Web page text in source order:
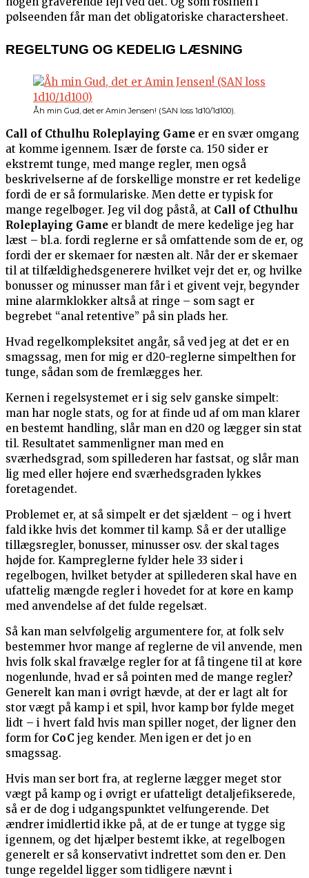
pølseenden får man det obligatoriske charactersheet.
REGELTUNG OG KEDELIG LÆSNING
Åh min Gud, det er Amin Jensen! (SAN loss 1d10/1d100).
Call of Cthulhu Roleplaying Game er en svær omgang
at komme igennem. Især de første ca. 150 sider er
ekstremt tunge, med mange regler, men også
beskrivelserne af de forskellige monstre er ret kedelige
fordi de er så formulariske. Men dette er typisk for
mange regelbøger. Jeg vil dog påstå, at Call of Cthulhu
Roleplaying Game er blandt de mere kedelige jeg har
læst – bl.a. fordi reglerne er så omfattende som de er, og
fordi der er skemaer for næsten alt. Når der er skemaer
til at tilfældighedsgenerere hvilket vejr det er, og hvilke
bonusser og minusser man får i et givent vejr, begynder
mine alarmklokker altså at ringe – som sagt er
begrebet “anal retentive” på sin plads her.
Hvad regelkompleksitet angår, så ved jeg at det er en
smagssag, men for mig er d20-reglerne simpelthen for
tunge, sådan som de fremlægges her.
Kernen i regelsystemet er i sig selv ganske simpelt:
man har nogle stats, og for at finde ud af om man klarer
en bestemt handling, slår man en d20 og lægger sin stat
til. Resultatet sammenligner man med en
sværhedsgrad, som spillederen har fastsat, og slår man
lig med eller højere end sværhedsgraden lykkes
foretagendet.
Problemet er, at så simpelt er det sjældent – og i hvert
fald ikke hvis det kommer til kamp. Så er der utallige
tillægsregler, bonusser, minusser osv. der skal tages
højde for. Kampreglerne fylder hele 33 sider i
regelbogen, hvilket betyder at spillederen skal have en
ufattelig mængde regler i hovedet for at køre en kamp
med anvendelse af det fulde regelsæt.
Så kan man selvfølgelig argumentere for, at folk selv
bestemmer hvor mange af reglerne de vil anvende, men
hvis folk skal fravælge regler for at få tingene til at køre
nogenlunde, hvad er så pointen med de mange regler?
Generelt kan man i øvrigt hævde, at der er lagt alt for
stor vægt på kamp i et spil, hvor kamp bør fylde meget
lidt – i hvert fald hvis man spiller noget, der ligner den
form for CoC jeg kender. Men igen er det jo en
smagssag.
Hvis man ser bort fra, at reglerne lægger meget stor
vægt på kamp og i øvrigt er ufatteligt detaljefikserede,
så er de dog i udgangspunktet velfungerende. Det
ændrer imidlertid ikke på, at de er tunge at tygge sig
igennem, og det hjælper bestemt ikke, at regelbogen
generelt er så konservativt indrettet som den er. Den
tunge regeldel ligger som tidligere nævnt i